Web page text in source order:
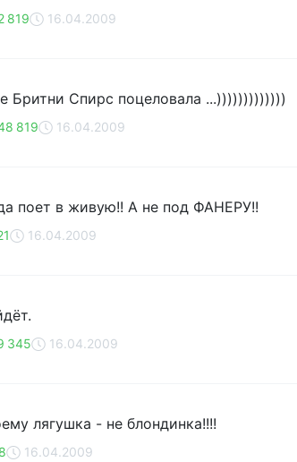
819 16.04.2009
Бритни Спирс поцеловала ...)))))))))))))
819 16.04.2009
поет в живую!! А не под ФАНЕРУ!!
16.04.2009
345 16.04.2009
лягушка - не блондинка!!!!
16.04.2009